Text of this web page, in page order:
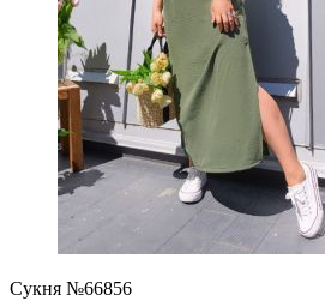
Сукня №66856